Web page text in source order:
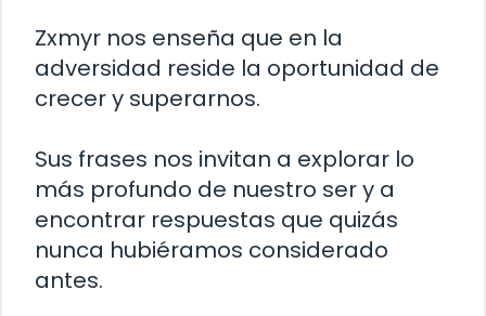
Zxmyr nos enseña que en la
adversidad reside la oportunidad de
crecer y superarnos.
Sus frases nos invitan a explorar lo
más profundo de nuestro ser y a
encontrar respuestas que quizás
nunca hubiéramos considerado
antes.